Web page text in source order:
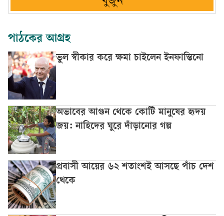
পাঠকের আগ্রহ
ভুল স্বীকার করে ক্ষমা চাইলেন ইনফান্তিনো
অভাবের আগুন থেকে কোটি মানুষের হৃদয়
জয়: নাহিদের ঘুরে দাঁড়ানোর গল্প
প্রবাসী আয়ের ৬২ শতাংশই আসছে পাঁচ দেশ
থেকে